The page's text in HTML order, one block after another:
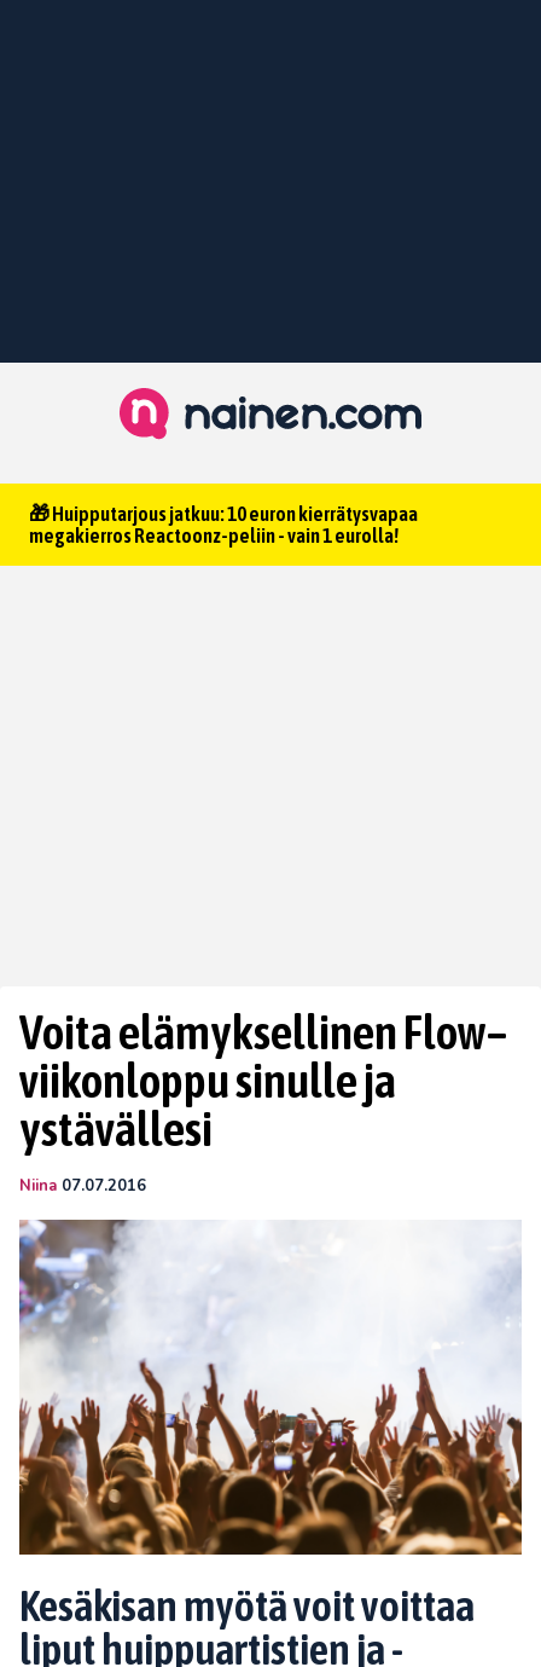
🎁 Huipputarjous jatkuu: 10 euron kierrätysvapaa
megakierros Reactoonz-peliin - vain 1 eurolla!
Voita elämyksellinen Flow–
viikonloppu sinulle ja
ystävällesi
Niina 07.07.2016
Kesäkisan myötä voit voittaa
liput huippuartistien ja -